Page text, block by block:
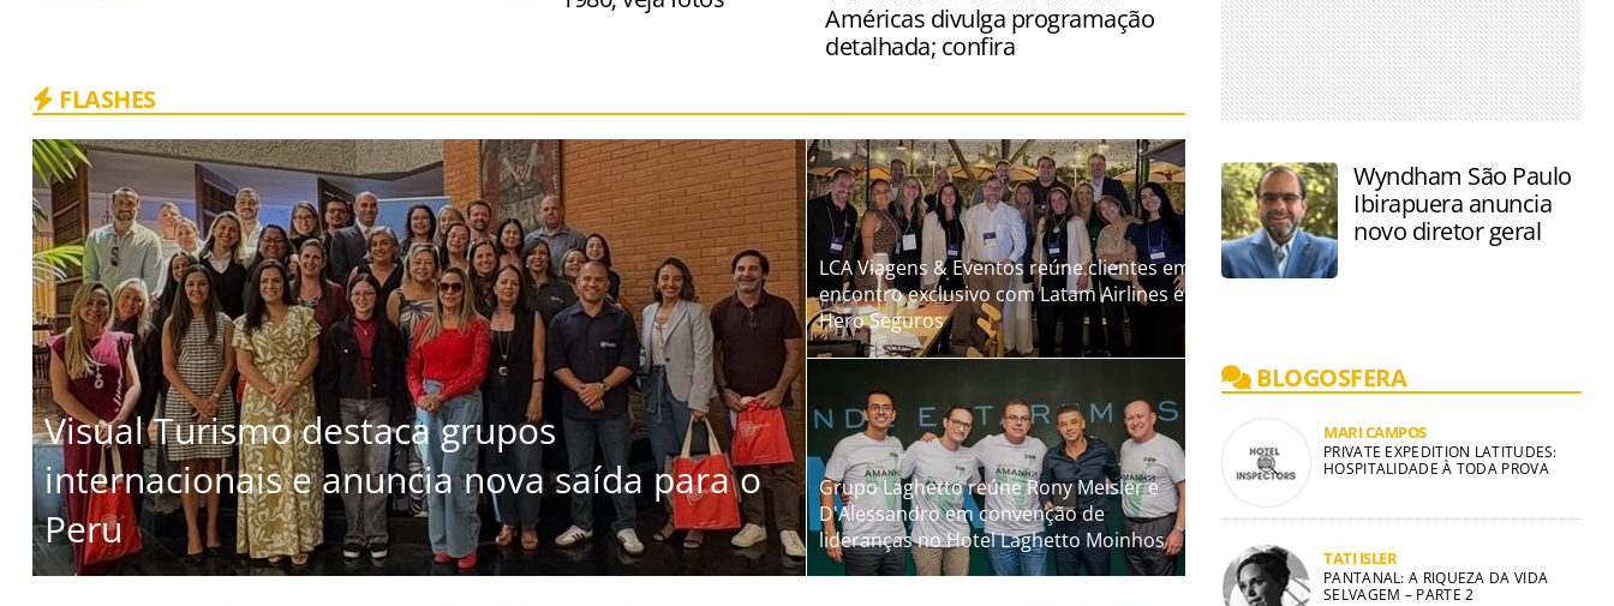
Américas divulga programação
detalhada; confira
em São Paulo, e terá palestras e
degustação de vinhos e queijos
FLASHES
Visual Turismo destaca grupos
internacionais e anuncia nova saída para o
Peru
LCA Viagens & Eventos reúne clientes em
encontro exclusivo com Latam Airlines e
Hero Seguros
Grupo Laghetto reúne Rony Meisler e
D'Alessandro em convenção de
lideranças no Hotel Laghetto Moinhos
Wyndham São Paulo
Ibirapuera anuncia
novo diretor geral
BLOGOSFERA
MARI CAMPOS
PRIVATE EXPEDITION LATITUDES:
HOSPITALIDADE À TODA PROVA
TATI ISLER
PANTANAL: A RIQUEZA DA VIDA
SELVAGEM – PARTE 2